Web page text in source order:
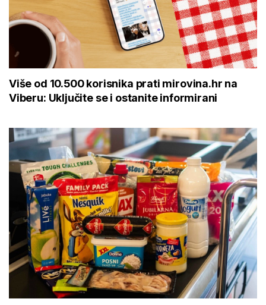
Više od 10.500 korisnika prati mirovina.hr na
Viberu: Uključite se i ostanite informirani